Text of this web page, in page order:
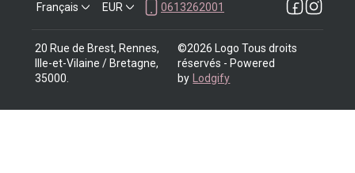
Français EUR 0613262001
20 Rue de Brest, Rennes,
Ille-et-Vilaine / Bretagne,
35000
©2026 Logo Tous droits
réservés - Powered
by
Lodgify